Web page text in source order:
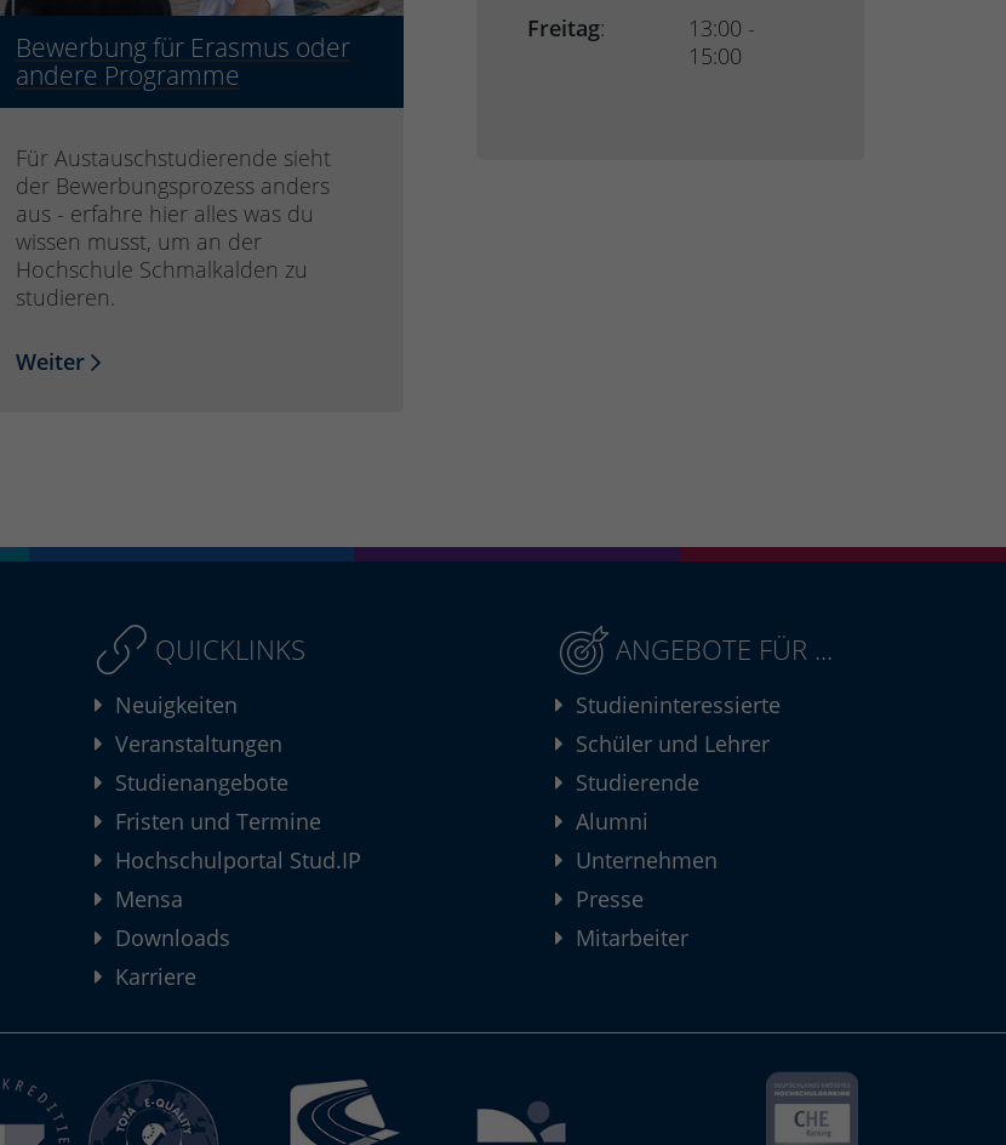
Bewerbung für Erasmus oder
andere Programme
Für Austauschstudierende sieht
der Bewerbungsprozess anders
aus - erfahre hier alles was du
wissen musst, um an der
Hochschule Schmalkalden zu
studieren.
Weiter
Freitag:
13:00 -
15:00
QUICKLINKS
Neuigkeiten
Veranstaltungen
Studienangebote
Fristen und Termine
Hochschulportal Stud.IP
Mensa
Downloads
Karriere
ANGEBOTE FÜR ...
Studieninteressierte
Schüler und Lehrer
Studierende
Alumni
Unternehmen
Presse
Mitarbeiter